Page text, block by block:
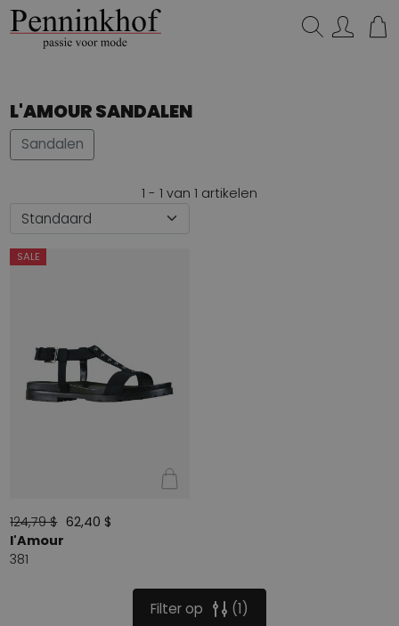
L'AMOUR SANDALEN
Sandalen
1 - 1 van 1 artikelen
SALE
124,79 $ 62,40 $
l'Amour
381
Filter op 1